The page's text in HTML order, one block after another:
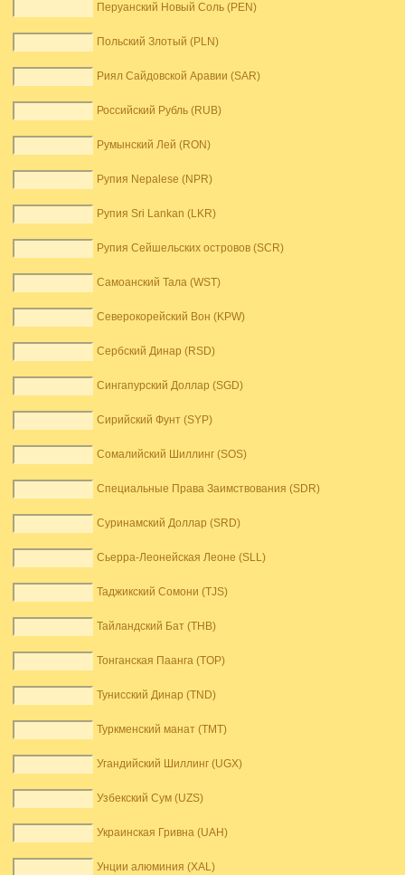
Перуанский Новый Соль (PEN)
Польский Злотый (PLN)
Риял Сайдовской Аравии (SAR)
Российский Рубль (RUB)
Румынский Лей (RON)
Рупия Nepalese (NPR)
Рупия Sri Lankan (LKR)
Рупия Сейшельских островов (SCR)
Самоанский Тала (WST)
Северокорейский Вон (KPW)
Сербский Динар (RSD)
Сингапурский Доллар (SGD)
Сирийский Фунт (SYP)
Сомалийский Шиллинг (SOS)
Специальные Права Заимствования (SDR)
Суринамский Доллар (SRD)
Сьерра-Леонейская Леоне (SLL)
Таджикский Сомони (TJS)
Тайландский Бат (THB)
Тонганская Паанга (TOP)
Тунисский Динар (TND)
Туркменский манат (TMT)
Угандийский Шиллинг (UGX)
Узбекский Сум (UZS)
Украинская Гривна (UAH)
Унции алюминия (XAL)